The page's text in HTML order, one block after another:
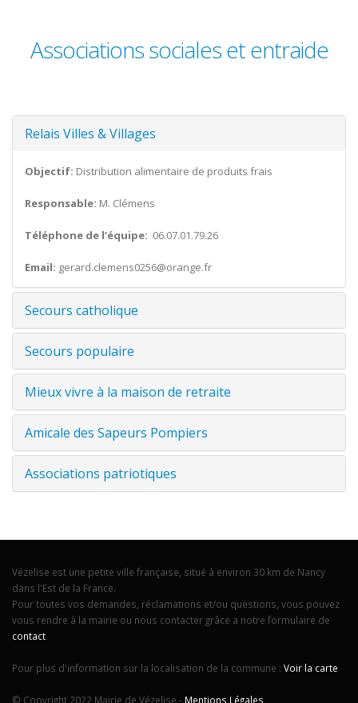
Associations sociales et entraide
Relais Villes & Villages
Objectif: Distribution alimentaire de produits frais
Responsable: M. Clémens
Téléphone de l’équipe: 06.07.01.79.26
Email: gerard.clemens0256@orange.fr
Secours catholique
Secours populaire
Mieux vivre à la maison de retraite
Amicale des Sapeurs Pompiers
Associations patriotiques
Vézelise est une petite ville française, situé à environ 30 km de Nancy
dans l'Est de la France.
Pour toutes vos demandes, réclamations et/ou questions, vous pouvez
vous rendre à la mairie ou nous contacter grâce a notre formulaire de
contact.
Pour plus d'information sur la localisation de la commune : Voir la carte
© Copyright 2022 Mairie de Vézelise - Mentions Légales